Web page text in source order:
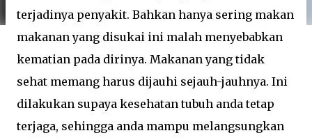
terjadinya penyakit. Bahkan hanya sering makan
makanan yang disukai ini malah menyebabkan
kematian pada dirinya. Makanan yang tidak
sehat memang harus dijauhi sejauh-jauhnya. Ini
dilakukan supaya kesehatan tubuh anda tetap
terjaga, sehingga anda mampu melangsungkan